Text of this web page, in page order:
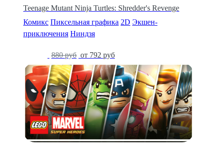
Teenage Mutant Ninja Turtles: Shredder's Revenge
Комикс Пиксельная графика 2D Экшен-
приключения Ниндзя
880 руб от 792 руб